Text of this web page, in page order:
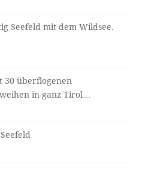
Seefeld mit dem Wildsee.
30 überflogenen
in ganz Tirol…